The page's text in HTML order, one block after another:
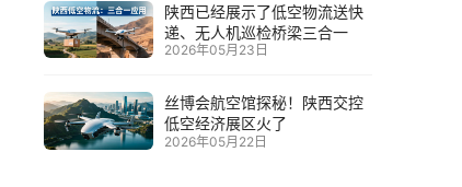
陕西已经展示了低空物流送快
递、无人机巡检桥梁三合一
2026年05月23日
丝博会航空馆探秘！陕西交控
低空经济展区火了
2026年05月22日